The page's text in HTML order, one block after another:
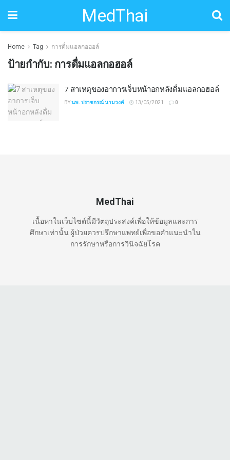
MedThai
Home Tag การดื่มแอลกอฮอล์
ป้ายกำกับ: การดื่มแอลกอฮอล์
7 สาเหตุของอาการเจ็บหน้าอกหลังดื่มแอลกอฮอล์
BYนพ. ปราชกรณ์ นามวงค์ 13/05/2021 0
MedThai
เนื้อหาในเว็บไซต์นี้มีวัตถุประสงค์เพื่อให้ข้อมูลและการ
ศึกษาเท่านั้น ผู้ป่วยควรปรึกษาแพทย์เพื่อขอคำแนะนำใน
การรักษาหรือการวินิจฉัยโรค